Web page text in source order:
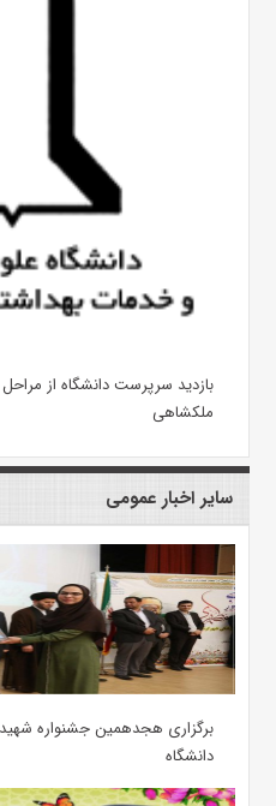
بازدید سرپرست دانشگاه از
ملکشاهی
سایر اخبار عمومی
برگزاری هجدهمین جشنواره شهید
دانشگاه